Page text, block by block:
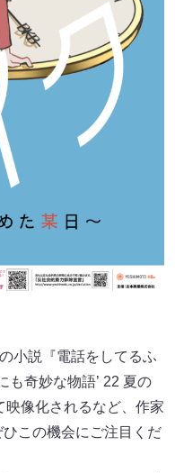
小説『電話をしてるふ
も奇妙な物語’ 22 夏の
映像化されるなど、作家
この機会にご注目くだ